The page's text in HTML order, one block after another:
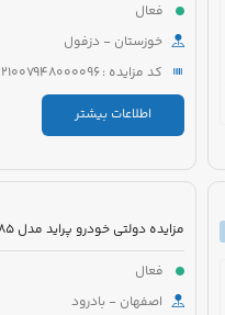
فعال
خوزستان - دزفول
کد مزایده : 5221007948000096
اطلاعات بیشتر
فعال
اصفهان - بادرود